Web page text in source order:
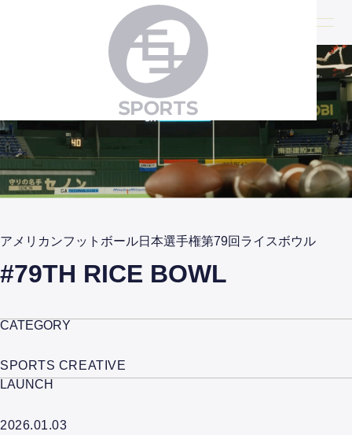
アメリカンフットボール日本選手権第79回ライスボウル
#79TH RICE BOWL
CATEGORY
SPORTS CREATIVE
LAUNCH
2026.01.03